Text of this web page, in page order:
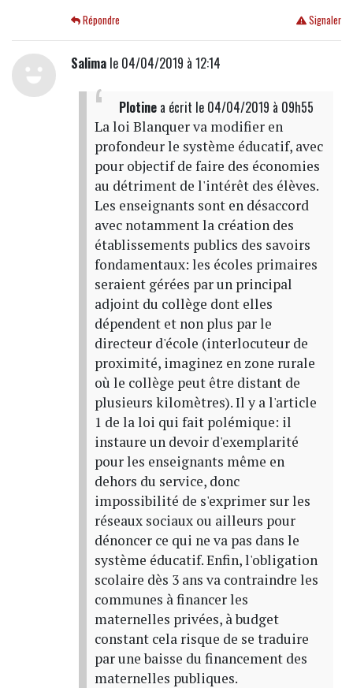
Signaler
Répondre
Salimale 04/04/2019 à 12:14
Plotinea écrit le 04/04/2019 à 09h55
La loi Blanquer va modifier en
profondeur le système éducatif, avec
pour objectif de faire des économies
au détriment de l'intérêt des élèves.
Les enseignants sont en désaccord
avec notamment la création des
établissements publics des savoirs
fondamentaux: les écoles primaires
seraient gérées par un principal
adjoint du collège dont elles
dépendent et non plus par le
directeur d'école (interlocuteur de
proximité, imaginez en zone rurale
où le collège peut être distant de
plusieurs kilomètres). Il y a l'article
1 de la loi qui fait polémique: il
instaure un devoir d'exemplarité
pour les enseignants même en
dehors du service, donc
impossibilité de s'exprimer sur les
réseaux sociaux ou ailleurs pour
dénoncer ce qui ne va pas dans le
système éducatif. Enfin, l'obligation
scolaire dès 3 ans va contraindre les
communes à financer les
maternelles privées, à budget
constant cela risque de se traduire
par une baisse du financement des
maternelles publiques.